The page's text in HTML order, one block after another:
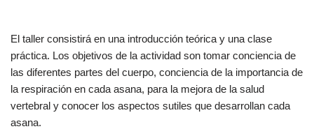
El taller consistirá en una introducción teórica y una clase
práctica. Los objetivos de la actividad son tomar conciencia de
las diferentes partes del cuerpo, conciencia de la importancia de
la respiración en cada asana, para la mejora de la salud
vertebral y conocer los aspectos sutiles que desarrollan cada
asana.